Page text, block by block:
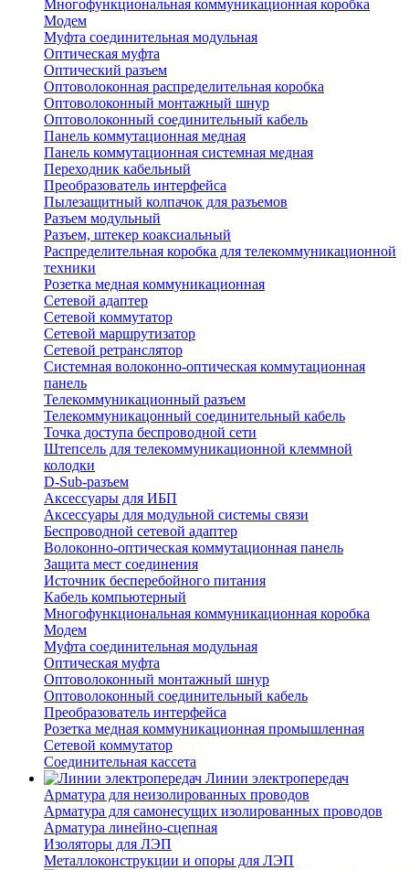
Многофункциональная коммуникационная коробка
Модем
Муфта соединительная модульная
Оптическая муфта
Оптический разъем
Оптоволоконная распределительная коробка
Оптоволоконный монтажный шнур
Оптоволоконный соединительный кабель
Панель коммутационная медная
Панель коммутационная системная медная
Переходник кабельный
Преобразователь интерфейса
Пылезащитный колпачок для разъемов
Разъем модульный
Разъем, штекер коаксиальный
Распределительная коробка для телекоммуникационной
техники
Розетка медная коммуникационная
Сетевой адаптер
Сетевой коммутатор
Сетевой маршрутизатор
Сетевой ретранслятор
Системная волоконно-оптическая коммутационная
панель
Телекоммуникационный разъем
Телекоммуникацонный соединительный кабель
Точка доступа беспроводной сети
Штепсель для телекоммуникационной клеммной
колодки
D-Sub-разъем
Аксессуары для ИБП
Аксессуары для модульной системы связи
Беспроводной сетевой адаптер
Волоконно-оптическая коммутационная панель
Защита мест соединения
Источник бесперебойного питания
Кабель компьютерный
Многофункциональная коммуникационная коробка
Модем
Муфта соединительная модульная
Оптическая муфта
Оптоволоконный монтажный шнур
Оптоволоконный соединительный кабель
Преобразователь интерфейса
Розетка медная коммуникационная промышленная
Сетевой коммутатор
Соединительная кассета
Линии электропередач
Арматура для неизолированных проводов
Арматура для самонесущих изолированных проводов
Арматура линейно-сцепная
Изоляторы для ЛЭП
Металлоконструкции и опоры для ЛЭП